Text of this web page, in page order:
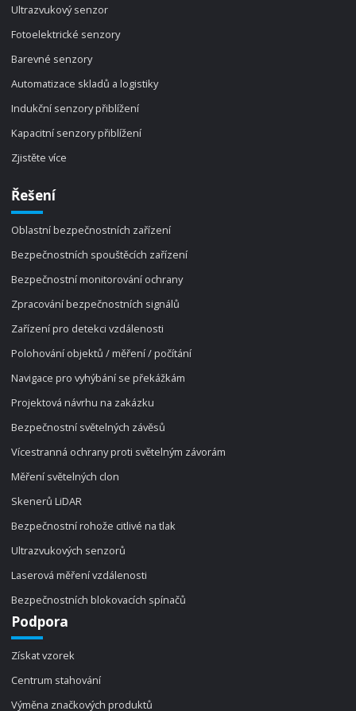
Ultrazvukový senzor
Fotoelektrické senzory
Barevné senzory
Automatizace skladů a logistiky
Indukční senzory přiblížení
Kapacitní senzory přiblížení
Zjistěte více
Řešení
Oblastní bezpečnostních zařízení
Bezpečnostních spouštěcích zařízení
Bezpečnostní monitorování ochrany
Zpracování bezpečnostních signálů
Zařízení pro detekci vzdálenosti
Polohování objektů / měření / počítání
Navigace pro vyhýbání se překážkám
Projektová návrhu na zakázku
Bezpečnostní světelných závěsů
Vícestranná ochrany proti světelným závorám
Měření světelných clon
Skenerů LiDAR
Bezpečnostní rohože citlivé na tlak
Ultrazvukových senzorů
Laserová měření vzdálenosti
Bezpečnostních blokovacích spínačů
Podpora
Získat vzorek
Centrum stahování
Výměna značkových produktů